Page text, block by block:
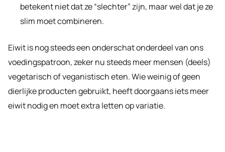
betekent niet dat ze “slechter” zijn, maar wel dat je ze
slim moet combineren.
Eiwit is nog steeds een onderschat onderdeel van ons
voedingspatroon, zeker nu steeds meer mensen (deels)
vegetarisch of veganistisch eten. Wie weinig of geen
dierlijke producten gebruikt, heeft doorgaans iets meer
eiwit nodig en moet extra letten op variatie.